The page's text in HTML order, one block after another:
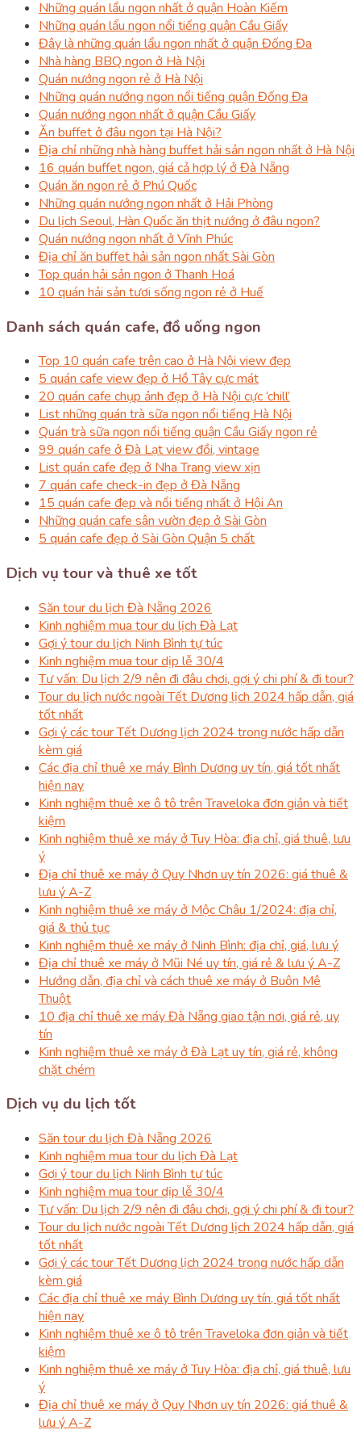
Những quán lẩu ngon nhất ở quận Hoàn Kiếm
Những quán lẩu ngon nổi tiếng quận Cầu Giấy
Đây là những quán lẩu ngon nhất ở quận Đống Đa
Nhà hàng BBQ ngon ở Hà Nội
Quán nướng ngon rẻ ở Hà Nội
Những quán nướng ngon nổi tiếng quận Đống Đa
Quán nướng ngon nhất ở quận Cầu Giấy
Ăn buffet ở đâu ngon tại Hà Nội?
Địa chỉ những nhà hàng buffet hải sản ngon nhất ở Hà Nội
16 quán buffet ngon, giá cả hợp lý ở Đà Nẵng
Quán ăn ngon rẻ ở Phú Quốc
Những quán nướng ngon nhất ở Hải Phòng
Du lịch Seoul, Hàn Quốc ăn thịt nướng ở đâu ngon?
Quán nướng ngon nhất ở Vĩnh Phúc
Địa chỉ ăn buffet hải sản ngon nhất Sài Gòn
Top quán hải sản ngon ở Thanh Hoá
10 quán hải sản tươi sống ngon rẻ ở Huế
Danh sách quán cafe, đồ uống ngon
Top 10 quán cafe trên cao ở Hà Nội view đẹp
5 quán cafe view đẹp ở Hồ Tây cực mát
20 quán cafe chụp ảnh đẹp ở Hà Nội cực ‘chill’
List những quán trà sữa ngon nổi tiếng Hà Nội
Quán trà sữa ngon nổi tiếng quận Cầu Giấy ngon rẻ
99 quán cafe ở Đà Lạt view đồi, vintage
List quán cafe đẹp ở Nha Trang view xịn
7 quán cafe check-in đẹp ở Đà Nẵng
15 quán cafe đẹp và nổi tiếng nhất ở Hội An
Những quán cafe sân vườn đẹp ở Sài Gòn
5 quán cafe đẹp ở Sài Gòn Quận 5 chất
Dịch vụ tour và thuê xe tốt
Săn tour du lịch Đà Nẵng 2026
Kinh nghiệm mua tour du lịch Đà Lạt
Gợi ý tour du lịch Ninh Bình tự túc
Kinh nghiệm mua tour dịp lễ 30/4
Tư vấn: Du lịch 2/9 nên đi đâu chơi, gợi ý chi phí & đi tour?
Tour du lịch nước ngoài Tết Dương lịch 2024 hấp dẫn, giá
tốt nhất
Gợi ý các tour Tết Dương lịch 2024 trong nước hấp dẫn
kèm giá
Các địa chỉ thuê xe máy Bình Dương uy tín, giá tốt nhất
hiện nay
Kinh nghiệm thuê xe ô tô trên Traveloka đơn giản và tiết
kiệm
Kinh nghiệm thuê xe máy ở Tuy Hòa: địa chỉ, giá thuê, lưu
ý
Địa chỉ thuê xe máy ở Quy Nhơn uy tín 2026: giá thuê &
lưu ý A-Z
Kinh nghiệm thuê xe máy ở Mộc Châu 1/2024: địa chỉ,
giá & thủ tục
Kinh nghiệm thuê xe máy ở Ninh Bình: địa chỉ, giá, lưu ý
Địa chỉ thuê xe máy ở Mũi Né uy tín, giá rẻ & lưu ý A-Z
Hướng dẫn, địa chỉ và cách thuê xe máy ở Buôn Mê
Thuột
10 địa chỉ thuê xe máy Đà Nẵng giao tận nơi, giá rẻ, uy
tín
Kinh nghiệm thuê xe máy ở Đà Lạt uy tín, giá rẻ, không
chặt chém
Dịch vụ du lịch tốt
Săn tour du lịch Đà Nẵng 2026
Kinh nghiệm mua tour du lịch Đà Lạt
Gợi ý tour du lịch Ninh Bình tự túc
Kinh nghiệm mua tour dịp lễ 30/4
Tư vấn: Du lịch 2/9 nên đi đâu chơi, gợi ý chi phí & đi tour?
Tour du lịch nước ngoài Tết Dương lịch 2024 hấp dẫn, giá
tốt nhất
Gợi ý các tour Tết Dương lịch 2024 trong nước hấp dẫn
kèm giá
Các địa chỉ thuê xe máy Bình Dương uy tín, giá tốt nhất
hiện nay
Kinh nghiệm thuê xe ô tô trên Traveloka đơn giản và tiết
kiệm
Kinh nghiệm thuê xe máy ở Tuy Hòa: địa chỉ, giá thuê, lưu
ý
Địa chỉ thuê xe máy ở Quy Nhơn uy tín 2026: giá thuê &
lưu ý A-Z